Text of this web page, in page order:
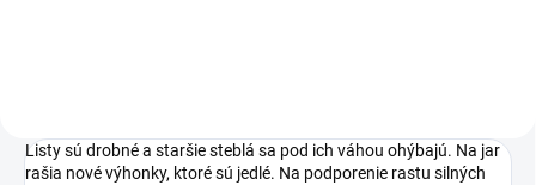
Listy sú drobné a staršie steblá sa pod ich váhou ohýbajú. Na jar
rašia nové výhonky, ktoré sú jedlé. Na podporenie rastu silných